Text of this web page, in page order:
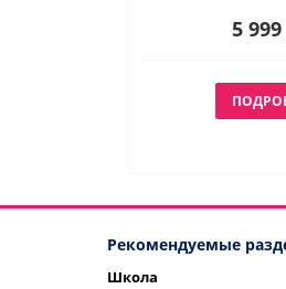
5
Рекомендуемые
Школа